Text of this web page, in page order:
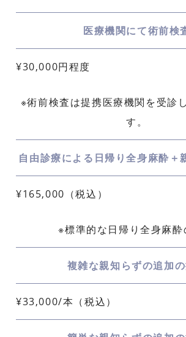
医療機関にて術前検
¥30,000円程度
※術前検査は提携医療機関を受診
す。
自由診療による日帰り全身麻酔＋
¥165,000（税込）
※標準的な日帰り全身麻酔
複雑な親知らずの追加
¥33,000/本（税込）